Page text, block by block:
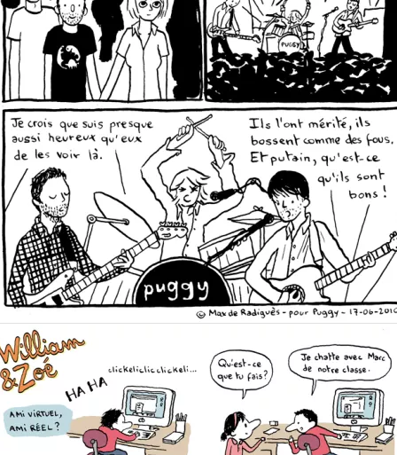
Pour le journal de bord de Puggy sur Frontstage / le blog pop rock
du Soi.